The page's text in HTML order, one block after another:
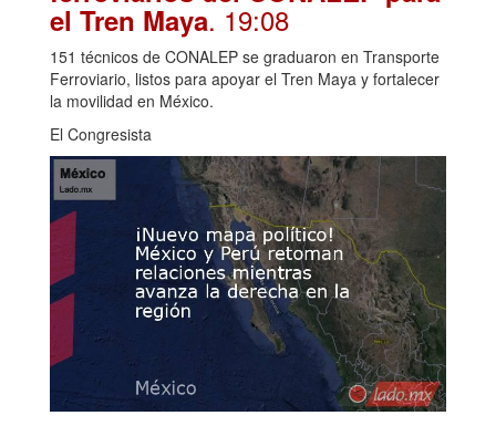
el Tren Maya. 19:08
151 técnicos de CONALEP se graduaron en Transporte
Ferroviario, listos para apoyar el Tren Maya y fortalecer
la movilidad en México.
El Congresista